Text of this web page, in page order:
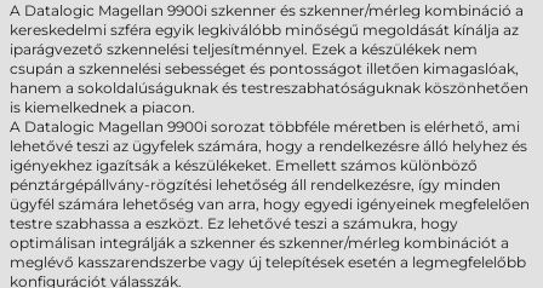
A Datalogic Magellan 9900i szkenner és szkenner/mérleg kombináció a
kereskedelmi szféra egyik legkiválóbb minőségű megoldását kínálja az
iparágvezető szkennelési teljesítménnyel. Ezek a készülékek nem
csupán a szkennelési sebességet és pontosságot illetően kimagaslóak,
hanem a sokoldalúságuknak és testreszabhatóságuknak köszönhetően
is kiemelkednek a piacon.
A Datalogic Magellan 9900i sorozat többféle méretben is elérhető, ami
lehetővé teszi az ügyfelek számára, hogy a rendelkezésre álló helyhez és
igényekhez igazítsák a készülékeket. Emellett számos különböző
pénztárgépállvány-rögzítési lehetőség áll rendelkezésre, így minden
ügyfél számára lehetőség van arra, hogy egyedi igényeinek megfelelően
testre szabhassa a eszközt. Ez lehetővé teszi a számukra, hogy
optimálisan integrálják a szkenner és szkenner/mérleg kombinációt a
meglévő kasszarendszerbe vagy új telepítések esetén a legmegfelelőbb
konfigurációt válasszák.